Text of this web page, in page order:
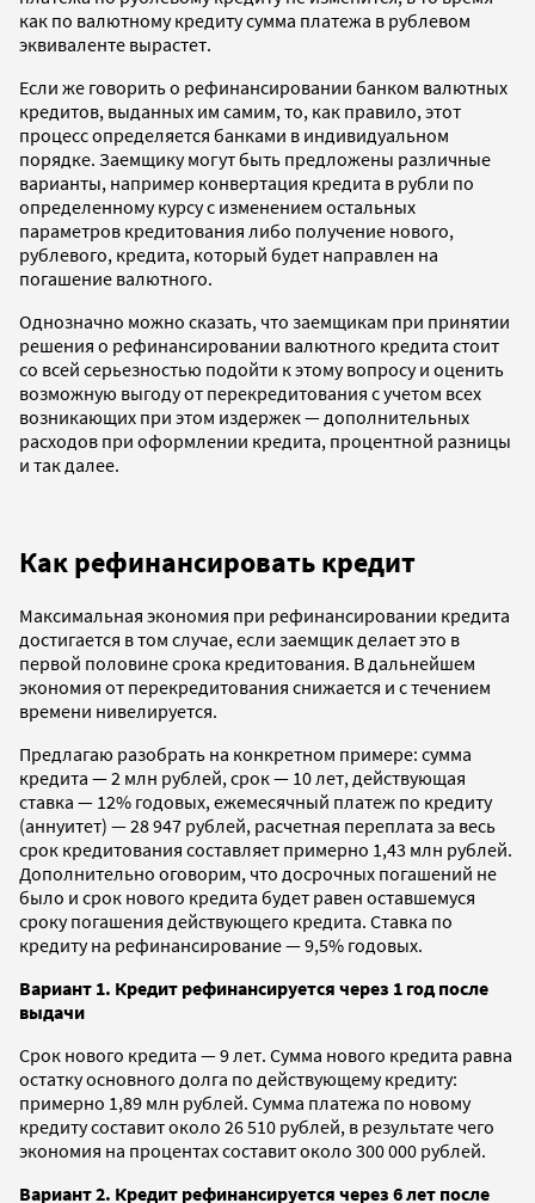
как по валютному кредиту сумма платежа в рублевом
эквиваленте вырастет.
Если же говорить о рефинансировании банком валютных
кредитов, выданных им самим, то, как правило, этот
процесс определяется банками в индивидуальном
порядке. Заемщику могут быть предложены различные
варианты, например конвертация кредита в рубли по
определенному курсу с изменением остальных
параметров кредитования либо получение нового,
рублевого, кредита, который будет направлен на
погашение валютного.
Однозначно можно сказать, что заемщикам при принятии
решения о рефинансировании валютного кредита стоит
со всей серьезностью подойти к этому вопросу и оценить
возможную выгоду от перекредитования с учетом всех
возникающих при этом издержек — дополнительных
расходов при оформлении кредита, процентной разницы
и так далее.
Как рефинансировать кредит
Максимальная экономия при рефинансировании кредита
достигается в том случае, если заемщик делает это в
первой половине срока кредитования. В дальнейшем
экономия от перекредитования снижается и с течением
времени нивелируется.
Предлагаю разобрать на конкретном примере: сумма
кредита — 2 млн рублей, срок — 10 лет, действующая
ставка — 12% годовых, ежемесячный платеж по кредиту
(аннуитет) — 28 947 рублей, расчетная переплата за весь
срок кредитования составляет примерно 1,43 млн рублей.
Дополнительно оговорим, что досрочных погашений не
было и срок нового кредита будет равен оставшемуся
сроку погашения действующего кредита. Ставка по
кредиту на рефинансирование — 9,5% годовых.
Вариант 1. Кредит рефинансируется через 1 год после
выдачи
Срок нового кредита — 9 лет. Сумма нового кредита равна
остатку основного долга по действующему кредиту:
примерно 1,89 млн рублей. Сумма платежа по новому
кредиту составит около 26 510 рублей, в результате чего
экономия на процентах составит около 300 000 рублей.
Вариант 2. Кредит рефинансируется через 6 лет после